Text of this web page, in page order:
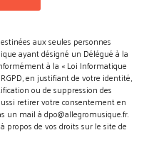
aux seules personnes
ayant désigné un Délégué à la
à la « Loi Informatique
en justifiant de votre identité,
ou de suppression des
retirer votre consentement en
un mail à dpo@allegromusique.fr.
de vos droits sur le site de